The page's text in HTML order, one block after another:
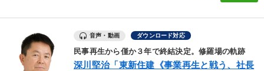
音声・動画 ダウンロード対応
民事再生から僅か３年で終結決定。修羅場の軌跡
深川堅治「東新住建《事業再生と戦う、社長